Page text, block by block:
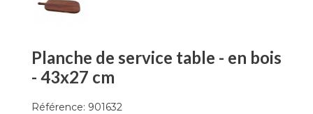
Planche de service table - en bois
- 43x27 cm
Référence: 901632